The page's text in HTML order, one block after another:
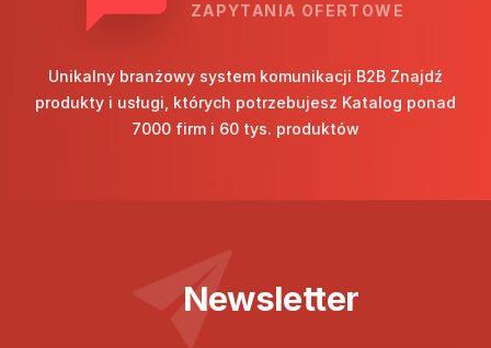
ZAPYTANIA OFERTOWE
Unikalny branżowy system komunikacji B2B Znajdź
produkty i usługi, których potrzebujesz Katalog ponad
7000 firm i 60 tys. produktów
Newsletter